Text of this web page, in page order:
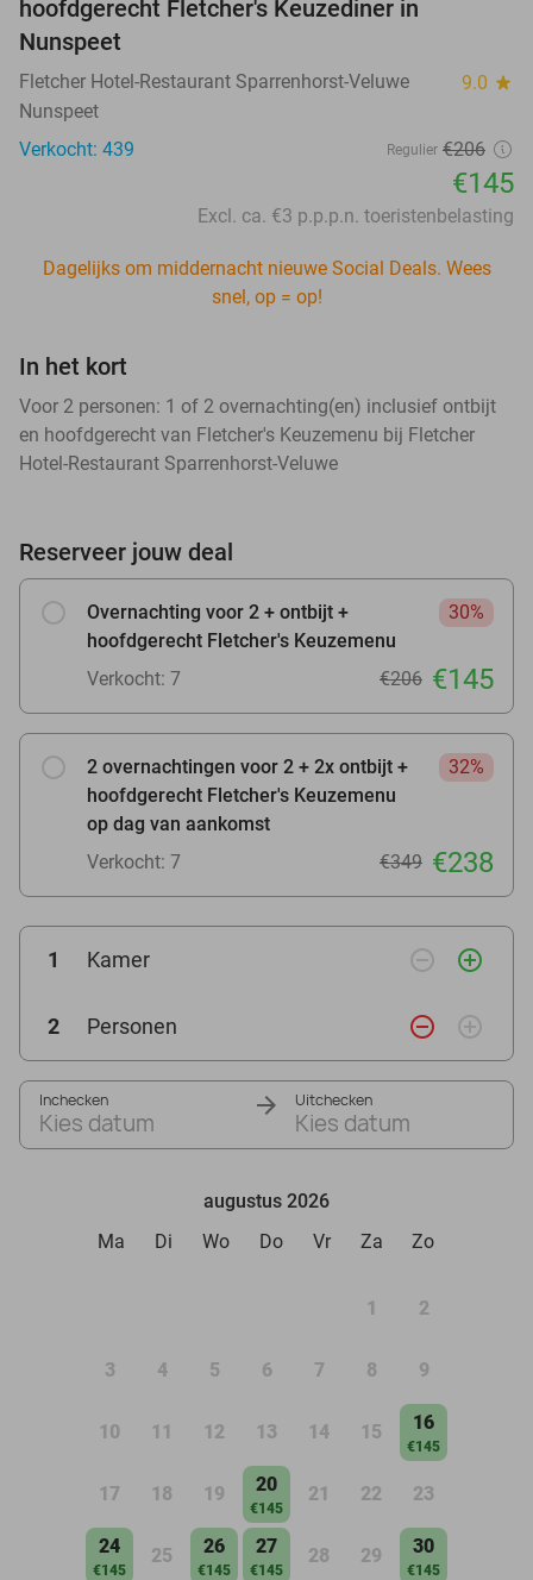
hoofdgerecht Fletcher's Keuzediner in
Nunspeet
Fletcher Hotel-Restaurant Sparrenhorst-Veluwe 9.0 star
Nunspeet
Verkocht: 439
Regulier €206
€145
Excl. ca. €3 p.p.p.n. toeristenbelasting
Dagelijks om middernacht nieuwe Social Deals. Wees
snel, op = op!
In het kort
Voor 2 personen: 1 of 2 overnachting(en) inclusief ontbijt
en hoofdgerecht van Fletcher's Keuzemenu bij Fletcher
Hotel-Restaurant Sparrenhorst-Veluwe
Reserveer jouw deal
Overnachting voor 2 + ontbijt +
hoofdgerecht Fletcher's Keuzemenu
30%
Verkocht: 7 €206 €145
2 overnachtingen voor 2 + 2x ontbijt +
hoofdgerecht Fletcher's Keuzemenu
op dag van aankomst
32%
Verkocht: 7 €349 €238
1 Kamer remove_circle_outline add_circle_outline
2 Personen remove_circle_outline add_circle_outline
Inchecken
Kies datum
Uitchecken
Kies datum
augustus 2026
Ma
Di Wo Do Vr Za Zo
1 2
3 4 5 6 7 8 9
10 11 12 13 14 15 16
€145
17 18 19 20
€145
21 22 23
24
€145
25 26
€145
27
€145
28 29 30
€145